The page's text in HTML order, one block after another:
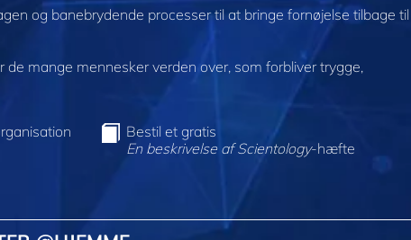
og banebrydende processer til at bringe fornøjelse tilbage til
mange mennesker verden over, som forbliver trygge,
Bestil et gratis
En beskrivelse af Scientology-hæfte